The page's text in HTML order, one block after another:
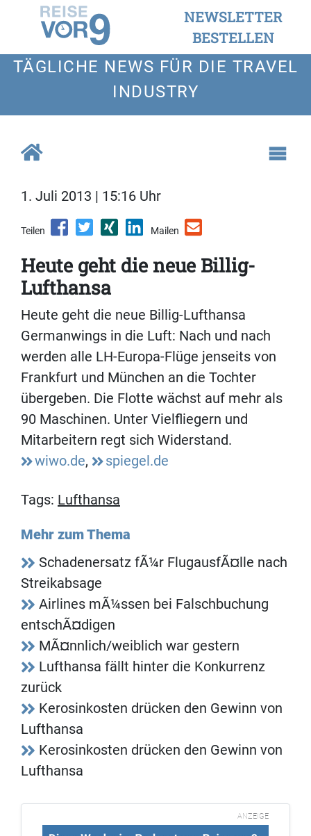
NEWSLETTER
BESTELLEN
TÄGLICHE NEWS FÜR DIE TRAVEL
INDUSTRY
1. Juli 2013 | 15:16 Uhr
Teilen Mailen
Heute geht die neue Billig-
Lufthansa
Heute geht die neue Billig-Lufthansa
Germanwings in die Luft: Nach und nach
werden alle LH-Europa-Flüge jenseits von
Frankfurt und München an die Tochter
übergeben. Die Flotte wächst auf mehr als
90 Maschinen. Unter Vielfliegern und
Mitarbeitern regt sich Widerstand.
wiwo.de, spiegel.de
Tags: Lufthansa
Mehr zum Thema
Schadenersatz fÃ¼r FlugausfÃ¤lle nach
Streikabsage
Airlines mÃ¼ssen bei Falschbuchung
entschÃ¤digen
MÃ¤nnlich/weiblich war gestern
Lufthansa fällt hinter die Konkurrenz
zurück
Kerosinkosten drücken den Gewinn von
Lufthansa
Kerosinkosten drücken den Gewinn von
Lufthansa
ANZEIGE